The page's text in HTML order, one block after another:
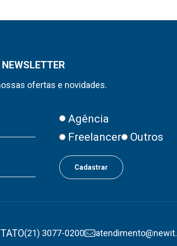
ofertas e novidades.
Agência
Freelancer
Outros
(21) 3077-0200